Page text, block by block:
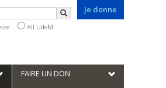
Je donne
Search
All UdeM
FAIRE UN DON